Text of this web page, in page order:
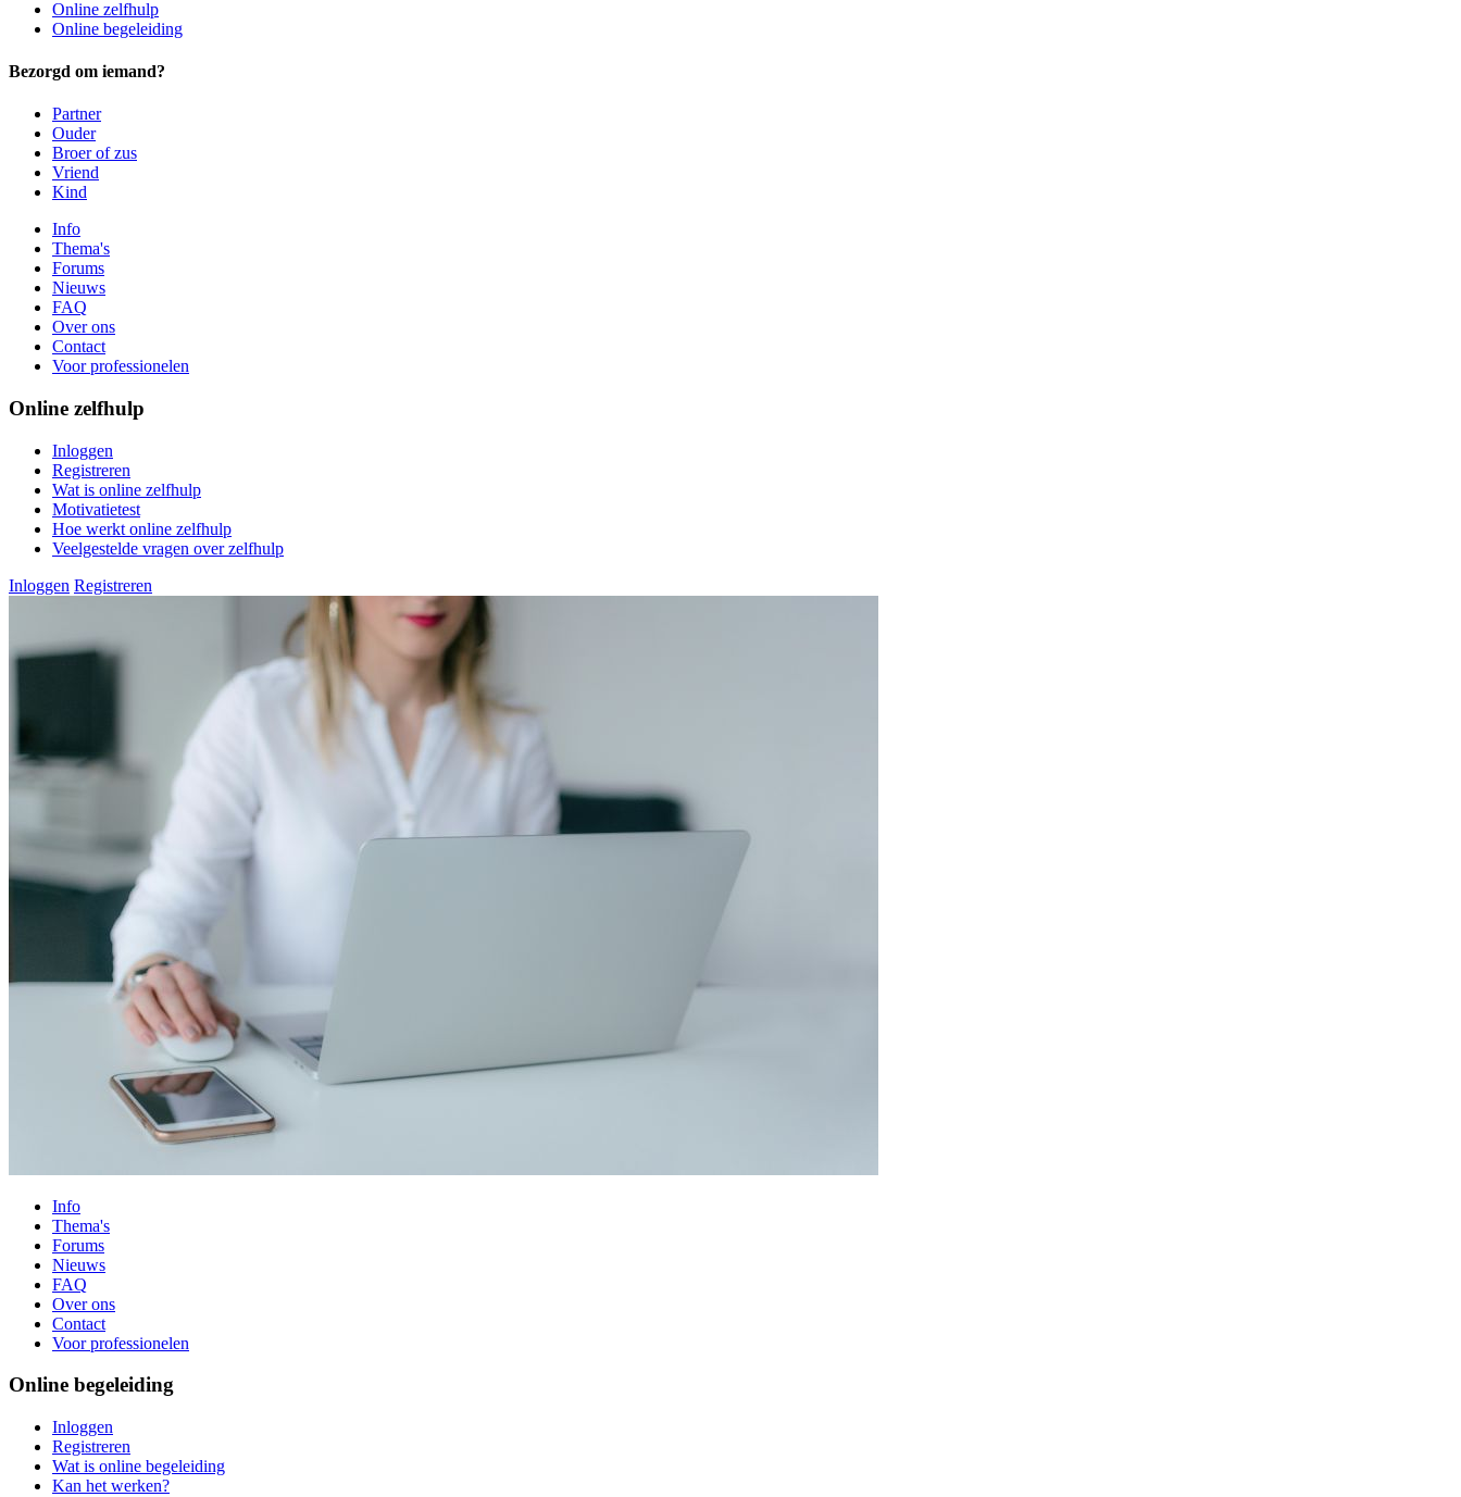
Online zelfhulp
Online begeleiding
Bezorgd om iemand?
Partner
Ouder
Broer of zus
Vriend
Kind
Info
Thema's
Forums
Nieuws
FAQ
Over ons
Contact
Voor professionelen
Online zelfhulp
Inloggen
Registreren
Wat is online zelfhulp
Motivatietest
Hoe werkt online zelfhulp
Veelgestelde vragen over zelfhulp
Inloggen Registreren
Info
Thema's
Forums
Nieuws
FAQ
Over ons
Contact
Voor professionelen
Online begeleiding
Inloggen
Registreren
Wat is online begeleiding
Kan het werken?